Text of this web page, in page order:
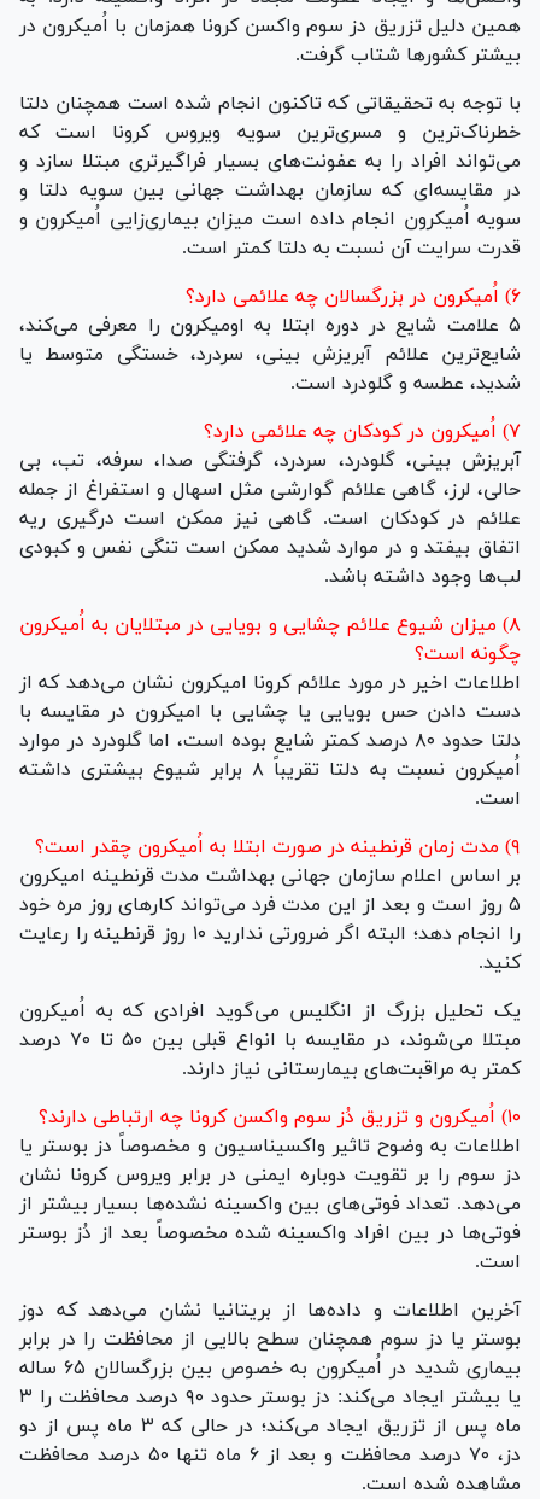
همین دلیل تزریق دز سوم واکسن کرونا همزمان با اُمیکرون در
بیشتر کشور‌ها شتاب گرفت.
با توجه به تحقیقاتی که تاکنون انجام شده است همچنان دلتا
خطرناک‌ترین و مسری‌ترین سویه ویروس کرونا است که
می‌تواند افراد را به عفونت‌های بسیار فراگیرتری مبتلا سازد و
در مقایسه‌ای که سازمان بهداشت جهانی بین سویه دلتا و
سویه اُمیکرون انجام داده است میزان بیماری‌زایی اُمیکرون و
قدرت سرایت آن نسبت به دلتا کمتر است.
۶) اُمیکرون در بزرگسالان چه علائمی دارد؟
۵ علامت شایع در دوره ابتلا به اومیکرون را معرفی می‌کند،
شایع‌ترین علائم آبریزش بینی، سردرد، خستگی متوسط یا
شدید، عطسه و گلودرد است.
۷) اُمیکرون در کودکان چه علائمی دارد؟
آبریزش بینی، گلودرد، سردرد، گرفتگی صدا، سرفه، تب، بی
حالی، لرز، گاهی علائم گوارشی مثل اسهال و استفراغ از جمله
علائم در کودکان است. گاهی نیز ممکن است درگیری ریه
اتفاق بیفتد و در موارد شدید ممکن است تنگی نفس و کبودی
لب‌ها وجود داشته باشد.
۸) میزان شیوع علائم چشایی و بویایی در مبتلایان به اُمیکرون
چگونه است؟
اطلاعات اخیر در مورد علائم کرونا امیکرون نشان می‌دهد که از
دست دادن حس بویایی یا چشایی با امیکرون در مقایسه با
دلتا حدود ۸۰ درصد کمتر شایع بوده است، اما گلودرد در موارد
اُمیکرون نسبت به دلتا تقریباً ۸ برابر شیوع بیشتری داشته
است.
۹) مدت زمان قرنطینه در صورت ابتلا به اُمیکرون چقدر است؟
بر اساس اعلام سازمان جهانی بهداشت مدت قرنطینه امیکرون
۵ روز است و بعد از این مدت فرد می‌تواند کار‌های روز مره خود
را انجام دهد؛ البته اگر ضرورتی ندارید ۱۰ روز قرنطینه را رعایت
کنید.
یک تحلیل بزرگ از انگلیس می‌گوید افرادی که به اُمیکرون
مبتلا می‌شوند، در مقایسه با انواع قبلی بین ۵۰ تا ۷۰ درصد
کمتر به مراقبت‌های بیمارستانی نیاز دارند.
۱۰) اُمیکرون و تزریق دُز سوم واکسن کرونا چه ارتباطی دارند؟
اطلاعات به وضوح تاثیر واکسیناسیون و مخصوصاً دز بوستر یا
دز سوم را بر تقویت دوباره ایمنی در برابر ویروس کرونا نشان
می‌دهد. تعداد فوتی‌های بین واکسینه نشده‌ها بسیار بیشتر از
فوتی‌ها در بین افراد واکسینه شده مخصوصاً بعد از دُز بوستر
است.
آخرین اطلاعات و داده‌ها از بریتانیا نشان می‌دهد که دوز
بوستر یا دز سوم همچنان سطح بالایی از محافظت را در برابر
بیماری شدید در اُمیکرون به خصوص بین بزرگسالان ۶۵ ساله
یا بیشتر ایجاد می‌کند: دز بوستر حدود ۹۰ درصد محافظت را ۳
ماه پس از تزریق ایجاد می‌کند؛ در حالی که ۳ ماه پس از دو
دز، ۷۰ درصد محافظت و بعد از ۶ ماه تنها ۵۰ درصد محافظت
مشاهده شده است.